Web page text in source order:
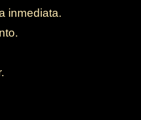
inmediata.